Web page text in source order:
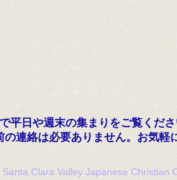
平日や週末の集まりをご覧くだ
の連絡は必要ありません。お気軽
Clara Valley Japanese Christian